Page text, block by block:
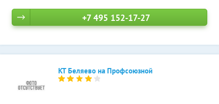
+7 495 152-17-27
КТ Беляево на Профсоюзной